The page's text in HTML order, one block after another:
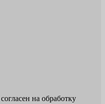
на обработку